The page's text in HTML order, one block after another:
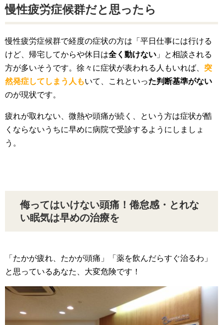
慢性疲労症候群だと思ったら
慢性疲労症候群で経度の症状の方は「平日仕事には行ける
けど、帰宅してからや休日は全く動けない 」と相談される
方が多いそうです。徐々に症状が表われる人もいれば、 突
然発症してしまう人もいて、これといった判断基準がない
のが現状です。
疲れが取れない、微熱や頭痛が続く、という方は症状が酷
くならないうちに早めに病院で受診するようにしましょ
う。
侮ってはいけない頭痛！倦怠感・とれな
い眠気は早めの治療を
「たかが疲れ、たかが頭痛」「薬を飲んだらすぐ治るわ」
と思っているあなた、大変危険です！